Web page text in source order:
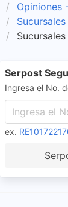
Opiniones
Serpost
Ingresa el No.
ex.